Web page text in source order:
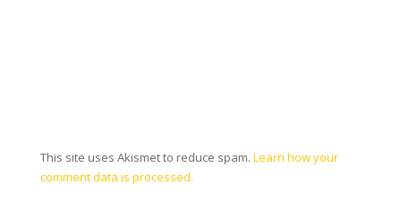
This site uses Akismet to reduce spam. Learn how your
comment data is processed.